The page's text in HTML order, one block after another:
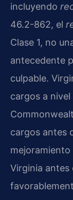
incluyendo
46.2-862, el
Clase 1, no
antecedente
culpable.
cargos a
cargos antes
Virginia antes